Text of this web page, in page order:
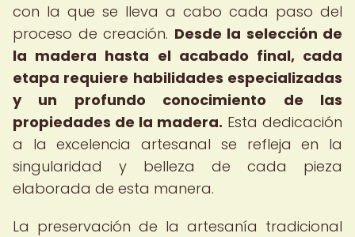
con la que se lleva a cabo cada paso del
proceso de creación. Desde la selección de
la madera hasta el acabado final, cada
etapa requiere habilidades especializadas
y un profundo conocimiento de las
propiedades de la madera. Esta dedicación
a la excelencia artesanal se refleja en la
singularidad y belleza de cada pieza
elaborada de esta manera.
La preservación de la artesanía tradicional